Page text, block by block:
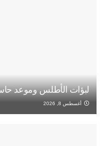
لبؤات الأطلس وموعد
أغسطس 8, 2026